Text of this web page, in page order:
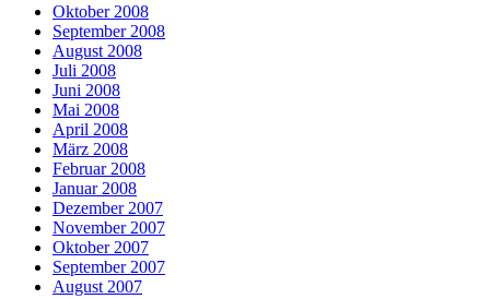
Oktober 2008
September 2008
August 2008
Juli 2008
Juni 2008
Mai 2008
April 2008
März 2008
Februar 2008
Januar 2008
Dezember 2007
November 2007
Oktober 2007
September 2007
August 2007